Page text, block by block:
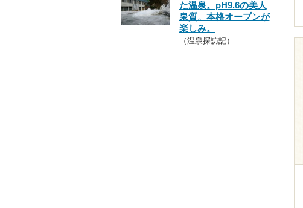
た温泉。pH9.6の美人
泉質。本格オープンが
楽しみ。
（温泉探訪記）